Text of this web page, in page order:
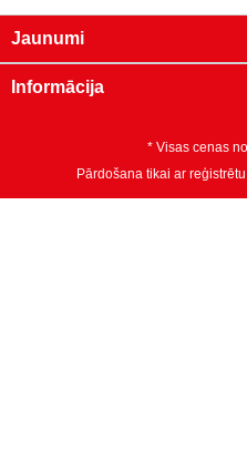
Jaunumi
Informācija
* Visas cenas
Pārdošana tikai ar